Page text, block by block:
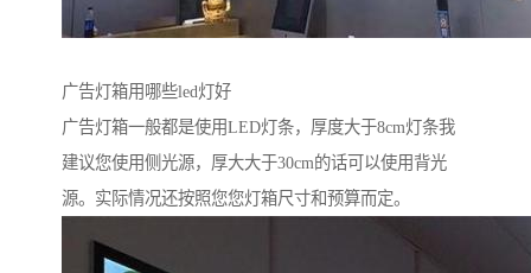
广告灯箱用哪些led灯好
广告灯箱一般都是使用LED灯条，厚度大于8cm灯条我
建议您使用侧光源，厚大大于30cm的话可以使用背光
源。实际情况还按照您您灯箱尺寸和预算而定。